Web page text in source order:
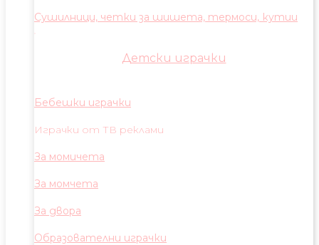
Сушилници, четки за шишета, термоси, кутии
Детски играчки
Бебешки играчки
Играчки от ТВ реклами
За момичета
За момчета
За двора
Образователни играчки